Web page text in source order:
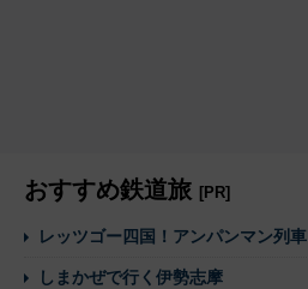
おすすめ鉄道旅 [PR]
レッツゴー四国！アンパンマン列車
しまかぜで行く伊勢志摩